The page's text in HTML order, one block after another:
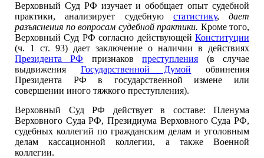
Верховный Суд РФ изучает и обобщает опыт судебной
практики, анализирует судебную статистику, дает
разъяснения по вопросам судебной практики. Кроме того,
Верховный Суд РФ согласно действующей Конституции
(ч. 1 ст. 93) дает заключение о наличии в действиях
Президента РФ признаковпреступления (в случае
выдвижения Государственной Думой обвинения
Президента РФ в государственной измене или
совершении иного тяжкого преступления).
Верховный Суд РФ действует в составе: Пленума
Верховного Суда РФ, Президиума Верховного Суда РФ,
судебных коллегий по гражданским делам и уголовным
делам кассационной коллегии, а также Военной
коллегии.